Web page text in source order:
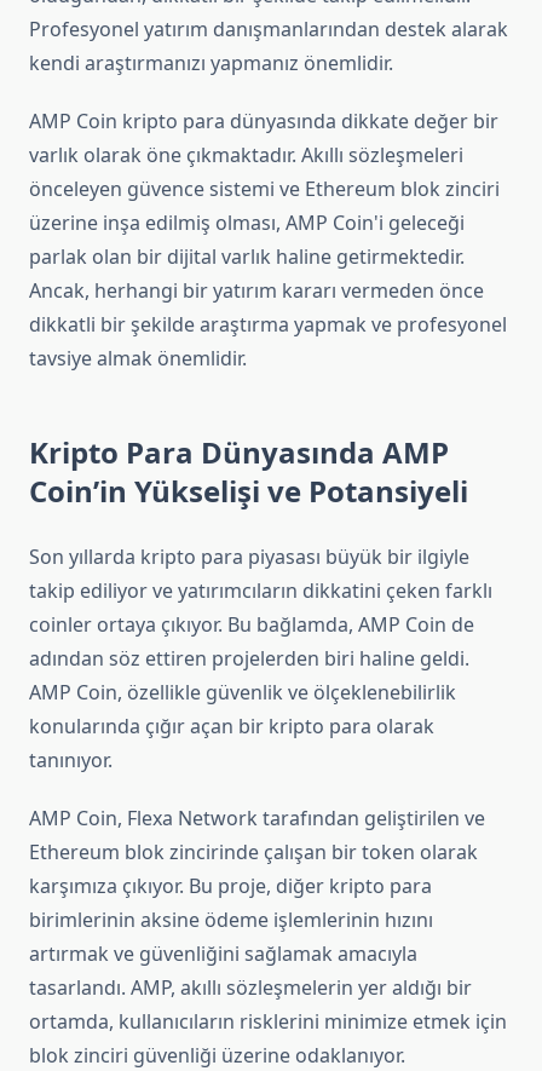
Profesyonel yatırım danışmanlarından destek alarak
kendi araştırmanızı yapmanız önemlidir.
AMP Coin kripto para dünyasında dikkate değer bir
varlık olarak öne çıkmaktadır. Akıllı sözleşmeleri
önceleyen güvence sistemi ve Ethereum blok zinciri
üzerine inşa edilmiş olması, AMP Coin'i geleceği
parlak olan bir dijital varlık haline getirmektedir.
Ancak, herhangi bir yatırım kararı vermeden önce
dikkatli bir şekilde araştırma yapmak ve profesyonel
tavsiye almak önemlidir.
Kripto Para Dünyasında AMP
Coin’in Yükselişi ve Potansiyeli
Son yıllarda kripto para piyasası büyük bir ilgiyle
takip ediliyor ve yatırımcıların dikkatini çeken farklı
coinler ortaya çıkıyor. Bu bağlamda, AMP Coin de
adından söz ettiren projelerden biri haline geldi.
AMP Coin, özellikle güvenlik ve ölçeklenebilirlik
konularında çığır açan bir kripto para olarak
tanınıyor.
AMP Coin, Flexa Network tarafından geliştirilen ve
Ethereum blok zincirinde çalışan bir token olarak
karşımıza çıkıyor. Bu proje, diğer kripto para
birimlerinin aksine ödeme işlemlerinin hızını
artırmak ve güvenliğini sağlamak amacıyla
tasarlandı. AMP, akıllı sözleşmelerin yer aldığı bir
ortamda, kullanıcıların risklerini minimize etmek için
blok zinciri güvenliği üzerine odaklanıyor.